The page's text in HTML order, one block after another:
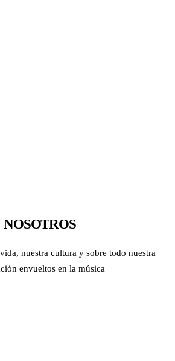
NOSOTROS
nuestra cultura y sobre todo nuestra
envueltos en la música